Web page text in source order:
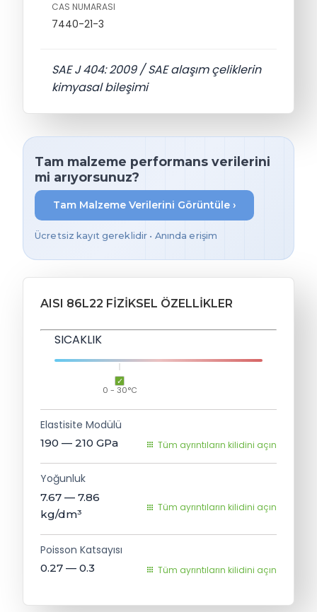
CAS NUMARASI
7440-21-3
SAE J 404: 2009 / SAE alaşım çeliklerin
kimyasal bileşimi
Tam malzeme performans verilerini
mi arıyorsunuz?
Tam Malzeme Verilerini Görüntüle ›
Ücretsiz kayıt gereklidir • Anında erişim
AISI 86L22 FIZIKSEL ÖZELLIKLER
SICAKLIK
0 - 30°C
Elastisite Modülü
190 — 210 GPa Tüm ayrıntıların kilidini açın
Yoğunluk
7.67 — 7.86
kg/dm³
Tüm ayrıntıların kilidini açın
Poisson Katsayısı
0.27 — 0.3 Tüm ayrıntıların kilidini açın